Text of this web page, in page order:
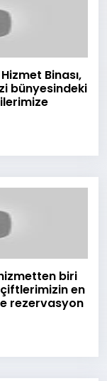
Binası,
bünyesindeki
hizmetten biri
çiftlerimizin en
rezervasyon